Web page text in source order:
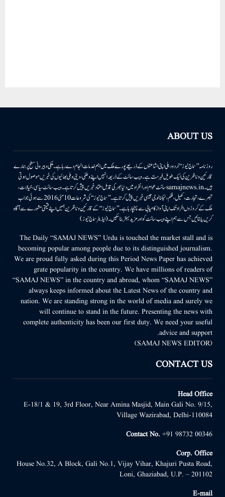
ABOUT US
روزنامہ ’’سماج نیوز‘‘ اُردو دہلی اپنی اشاعتوں کے ذریعے پورے ملک میں اہم خدمات انجام دے رہا ہے۔ ملکی وبیرونی سطح پر ہمارے
قارئین وناظرین کی ایک طویل فہرست ہے۔ ویب سائٹ کے ذریعہ انہیں اپنے وطنی، دینی وملی بھائیوں کی خبریں موصول ہوتی
ہیں۔samajnews.inسائٹ عوام اور انفراد میں دنیا بھر کی قابل اعتماد خبریں پیش کرتا ہے۔ ویب سائٹ سیاسی، خیالات،
تبصرے، تجارت، کھیل، فلم، ٹیکنالوجی جیسی خبریں پیش کرتا ہے۔ ’’سماج نیوز‘‘ کی شروعات 10مئی 2016 سے ہوئی جو اب
ملک کے کروڑوں افراد تک اپنی آواز کامیابی سے پہنچا رہا ہے۔ ’’سماج نیوز‘‘ کے قارئین وناظرین ہمیں اپنے قیمتی مشورے سے آگاہ
کریں یا بتائیں جس سے ہم اپنے ویب سائٹ کو اور مزید بہتر بناسکیں۔ (ایڈیٹر سماج نیوز)
The Daily “SAMAJ NEWS” Urdu is touched the market stall and is
becoming popular among people due to its distinguished journalism.
We are proud fully asked during this Period News Paper has achieved
grate popularity in the country. We have millions of readers of
“SAMAJ NEWS” in the country and abroad, whom “SAMAJ NEWS”
always keeps informed about the Latest News of the country and
nation. We are standing strong in the world of media and surely we
will continue to stand in the future. Presenting the news with
complete authenticity has been our first duty. We need your useful
advice and support.
(SAMAJ NEWS EDITOR)
CONTACT US
Head Office
E-18/1 & 19, 3rd Floor, Near Amina Masjid, Main Gali No. 9/15,
Village Wazirabad, Delhi-110084
Contact No. +91 98732 00346
Corp. Office
House No.32, A Block, Gali No.1, Vijay Vihar, Khajuri Pusta Road,
Loni, Ghaziabad, U.P. – 201102
E-mail